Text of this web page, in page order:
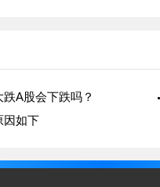
A股会下跌吗？
因如下